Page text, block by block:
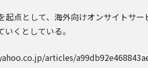
起点として、海外向けオンサイトサ
くとしている。
articles/